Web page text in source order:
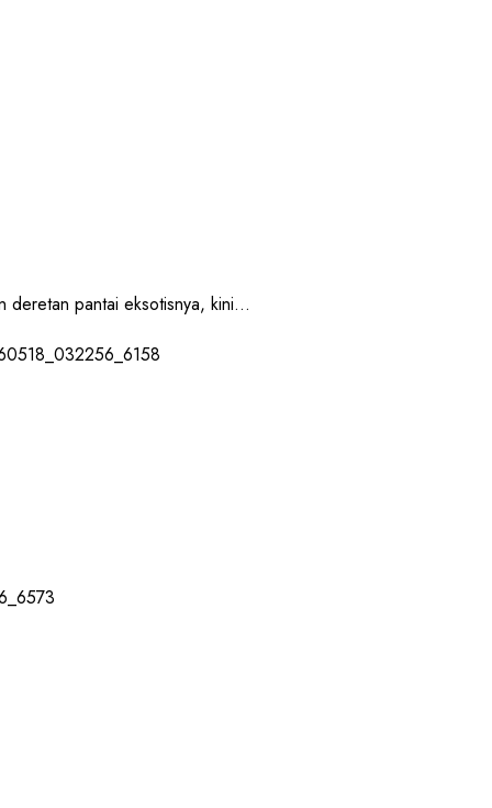
deretan pantai eksotisnya, kini...